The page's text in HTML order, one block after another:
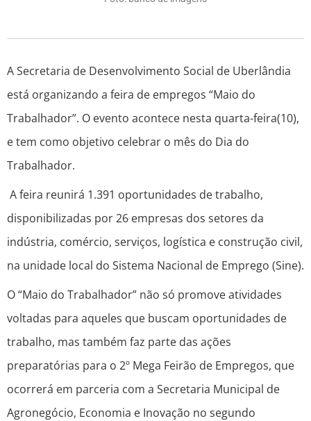
A Secretaria de Desenvolvimento Social de Uberlândia
está organizando a feira de empregos “Maio do
Trabalhador”. O evento acontece nesta quarta-feira(10),
e tem como objetivo celebrar o mês do Dia do
Trabalhador.
A feira reunirá 1.391 oportunidades de trabalho,
disponibilizadas por 26 empresas dos setores da
indústria, comércio, serviços, logística e construção civil,
na unidade local do Sistema Nacional de Emprego (Sine).
O “Maio do Trabalhador” não só promove atividades
voltadas para aqueles que buscam oportunidades de
trabalho, mas também faz parte das ações
preparatórias para o 2º Mega Feirão de Empregos, que
ocorrerá em parceria com a Secretaria Municipal de
Agronegócio, Economia e Inovação no segundo